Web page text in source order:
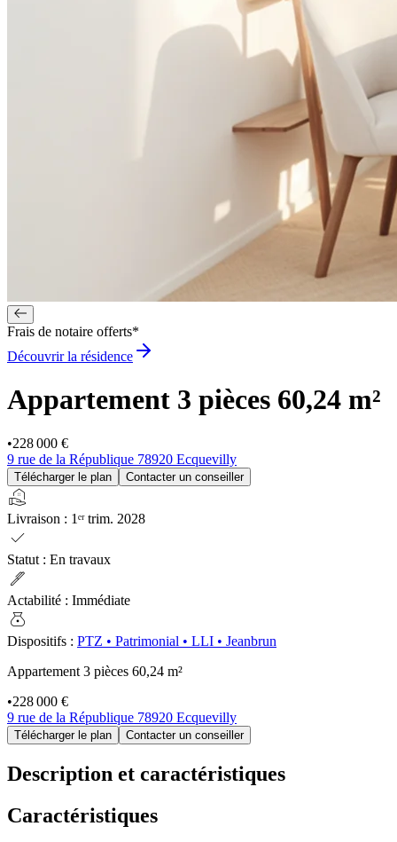
Frais de notaire offerts*
Découvrir la résidence
Appartement 3 pièces 60,24 m²
•228 000 €
9 rue de la République 78920 Ecquevilly
Télécharger le plan Contacter un conseiller
real_estate_agent
Livraison : 1ᵉʳ trim. 2028
check
Statut : En travaux
ink_pen
Actabilité : Immédiate
money_bag
Dispositifs : PTZ • Patrimonial • LLI • Jeanbrun
Appartement 3 pièces 60,24 m²
•228 000 €
9 rue de la République 78920 Ecquevilly
Télécharger le plan Contacter un conseiller
Description et caractéristiques
Caractéristiques